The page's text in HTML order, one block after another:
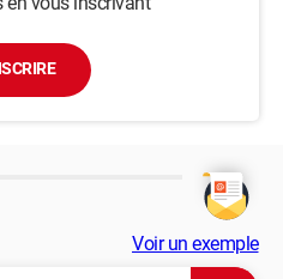
Voir un exemple